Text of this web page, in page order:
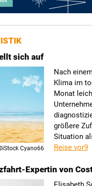
sich auf
Cyano66
Nach
Klima im
Monat
größere
Situation
Reise vor9
Expertin von